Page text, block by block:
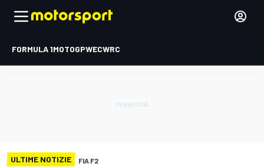
FORMULA 1MOTOGPWECWRC
ULTIME NOTIZIE FIA F2